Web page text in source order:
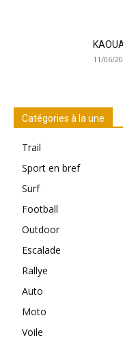
11/06/
Catégories à la une
Trail
Sport en bref
Surf
Football
Outdoor
Escalade
Rallye
Auto
Moto
Voile